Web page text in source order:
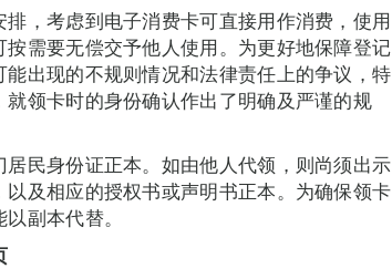
，考虑到电子消费卡可直接用作消费，使用
需要无偿交予他人使用。为更好地保障登记
出现的不规则情况和法律责任上的争议，特
领卡时的身份确认作出了明确及严谨的规
民身份证正本。如由他人代领，则尚须出示
及相应的授权书或声明书正本。为确保领卡
副本代替。